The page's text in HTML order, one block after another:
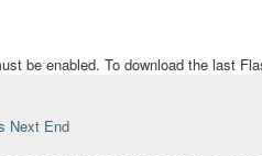
be enabled. To download the last
Next End